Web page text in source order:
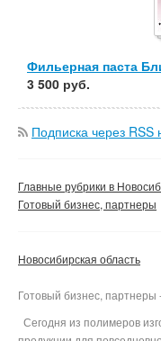
Фильерная паста
3 500 руб.
Подписка через
Главные рубрики в
Готовый бизнес, партнеры
Новосибирская область
Готовый бизнес,
Сегодня из полимеров